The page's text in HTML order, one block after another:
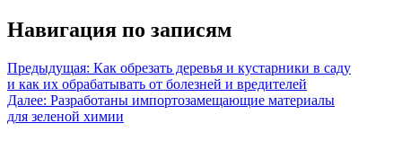
Навигация по записям
Предыдущая: Как обрезать деревья и кустарники в саду
и как их обрабатывать от болезней и вредителей
Далее: Разработаны импортозамещающие материалы
для зеленой химии